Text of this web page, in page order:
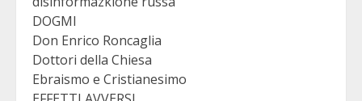
DOGMI
Don Enrico Roncaglia
Dottori della Chiesa
Ebraismo e Cristianesimo